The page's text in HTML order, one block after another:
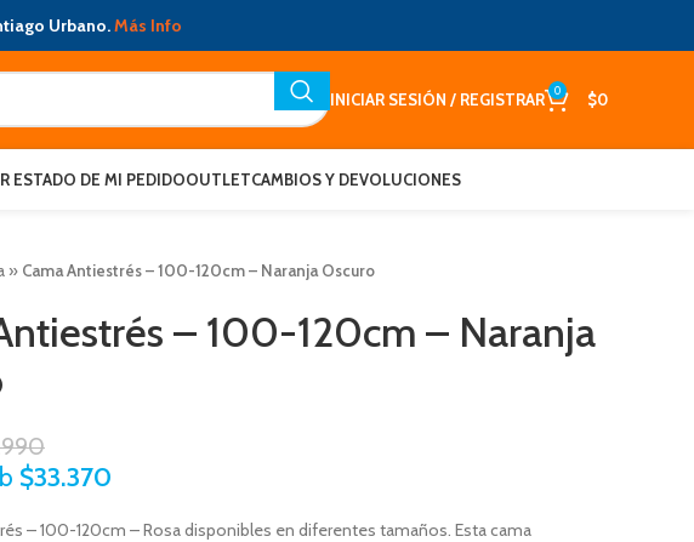
Urbano.Más Info
INICIAR SESIÓN / REGISTRAR 0 $0
ESTADO DE MI PEDIDOOUTLETCAMBIOS Y DEVOLUCIONES
» Cama Antiestrés – 100-120cm – Naranja Oscuro
– 100-120cm – Naranja
$33.370
– 100-120cm – Rosa disponibles en diferentes tamaños. Esta cama